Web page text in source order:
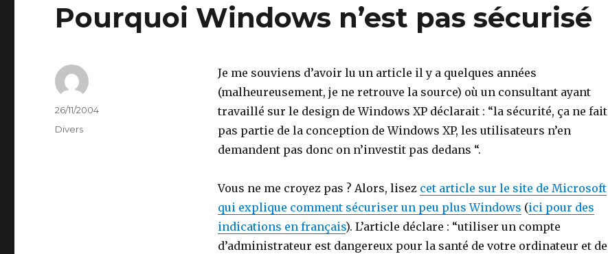
Pourquoi Windows n’est pas sécurisé
Je me souviens d’avoir lu un article il y a quelques années
(malheureusement, je ne retrouve la source) où un consultant ayant
travaillé sur le design de Windows XP déclarait : “la sécurité, ça ne fait
pas partie de la conception de Windows XP, les utilisateurs n’en
demandent pas donc on n’investit pas dedans “.
Vous ne me croyez pas ? Alors, lisez cet article sur le site de Microsoft
qui explique comment sécuriser un peu plus Windows (ici pour des
indications en français). L’article déclare : “utiliser un compte
d’administrateur est dangereux pour la santé de votre ordinateur et de
Author
Posted
on
26/11/2004
Categories
Divers